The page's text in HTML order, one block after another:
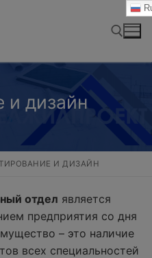
и дизайн
И ДИЗАЙН
отдел является
предприятия со дня
– это наличие
всех специальностей